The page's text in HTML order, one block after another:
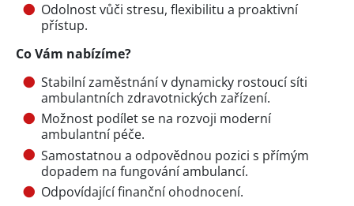
Odolnost vůči stresu, flexibilitu a proaktivní
přístup.
Co Vám nabízíme?
Stabilní zaměstnání v dynamicky rostoucí síti
ambulantních zdravotnických zařízení.
Možnost podílet se na rozvoji moderní
ambulantní péče.
Samostatnou a odpovědnou pozici s přímým
dopadem na fungování ambulancí.
Odpovídající finanční ohodnocení.